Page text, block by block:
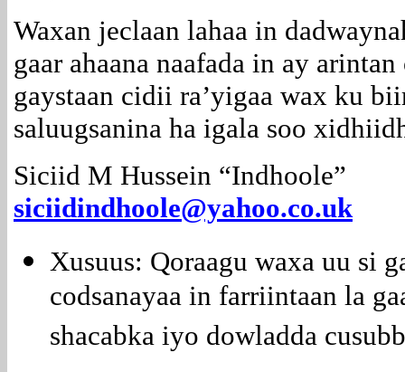
Waxan jeclaan lahaa in
gaar ahaana naafada in ay
gaystaan cidii ra’yigaa wax ku
saluugsanina ha igala soo
Siciid M Hussein “Indhoole”
siciidindhoole@yahoo.co.uk
Xusuus: Qoraagu waxa uu si
codsanayaa in farriintaan la
shacabka iyo dowladda